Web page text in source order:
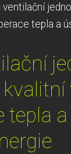
ventilační
tepla a
tepla